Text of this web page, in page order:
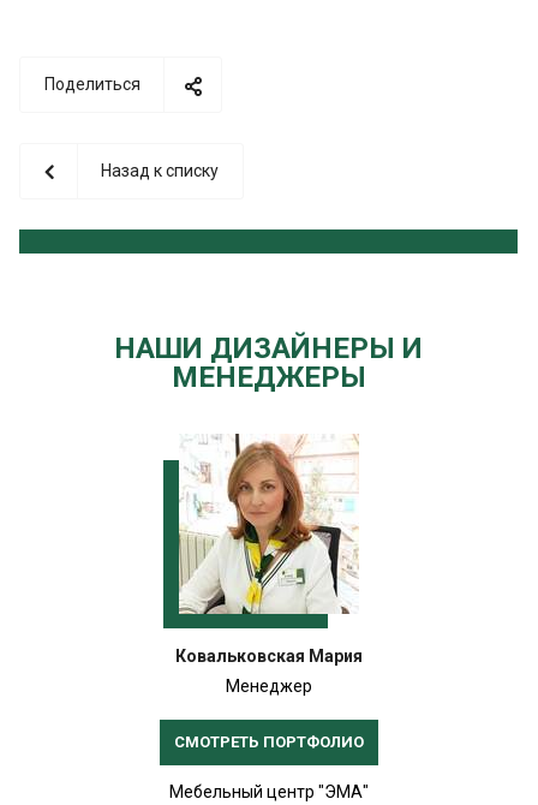
Поделиться
Назад к списку
НАШИ ДИЗАЙНЕРЫ И
МЕНЕДЖЕРЫ
Ковальковская Мария
Менеджер
СМОТРЕТЬ ПОРТФОЛИО
Мебельный центр "ЭМА"